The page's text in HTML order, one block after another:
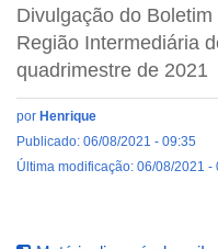
Divulgação do
Região Intermediária
quadrimestre de 2021
por Henrique
Publicado: 06/08/2021 - 09:35
Última modificação: 06/08/2021 -